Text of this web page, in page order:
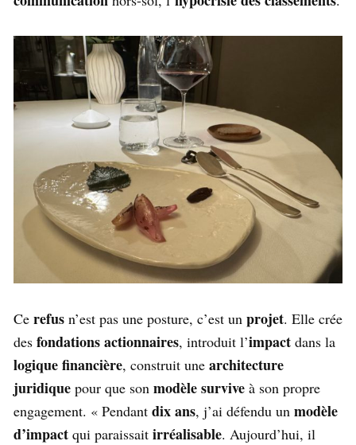
Ce refus n’est pas une posture, c’est un projet. Elle crée
des fondations actionnaires, introduit l’impact dans la
logique financière, construit une architecture
juridique pour que son modèlesurvive à son propre
engagement. « Pendant dix ans, j’ai défendu un modèle
d’impact qui paraissait irréalisable. Aujourd’hui, il